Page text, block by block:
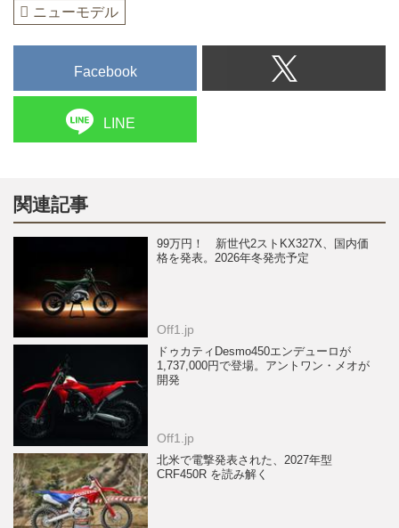
ニューモデル
Facebook
LINE
関連記事
99万円！ 新世代2ストKX327X、国内価
格を発表。2026年冬発売予定
Off1.jp
ドゥカティDesmo450エンデューロが
1,737,000円で登場。アントワン・メオが
開発
Off1.jp
北米で電撃発表された、2027年型
CRF450R を読み解く